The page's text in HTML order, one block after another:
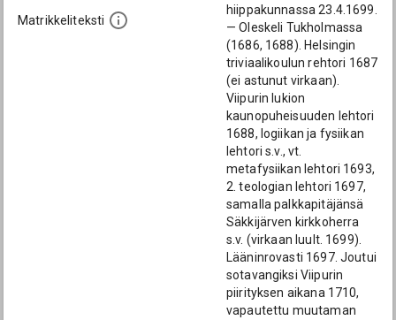
Matrikkeliteksti
hiippakunnassa 23.4.1699.
— Oleskeli Tukholmassa
(1686, 1688). Helsingin
triviaalikoulun rehtori 1687
(ei astunut virkaan).
Viipurin lukion
kaunopuheisuuden lehtori
1688, logiikan ja fysiikan
lehtori s.v., vt.
metafysiikan lehtori 1693,
2. teologian lehtori 1697,
samalla palkkapitäjänsä
Säkkijärven kirkkoherra
s.v. (virkaan luult. 1699).
Lääninrovasti 1697. Joutui
sotavangiksi Viipurin
piirityksen aikana 1710,
vapautettu muutaman